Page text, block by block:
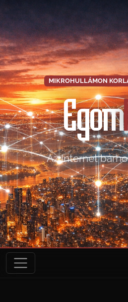
MIKROHULLÁMON
Egom
Az Internet